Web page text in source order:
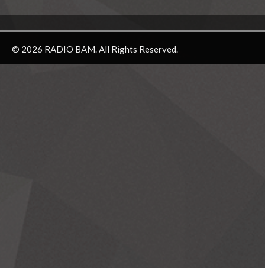
© 2026 RADIO BAM. All Rights Reserved.